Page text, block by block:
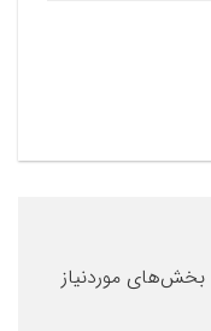
بخش‌های موردنیاز